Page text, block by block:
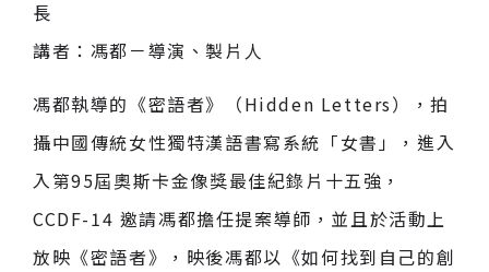
長
講者：馮都－導演、製片人
馮都執導的《密語者》（Hidden Letters），拍
攝中國傳統女性獨特漢語書寫系統「女書」，進入
入第95屆奧斯卡金像獎最佳紀錄片十五強，
CCDF-14 邀請馮都擔任提案導師，並且於活動上
放映《密語者》，映後馮都以《如何找到自己的創